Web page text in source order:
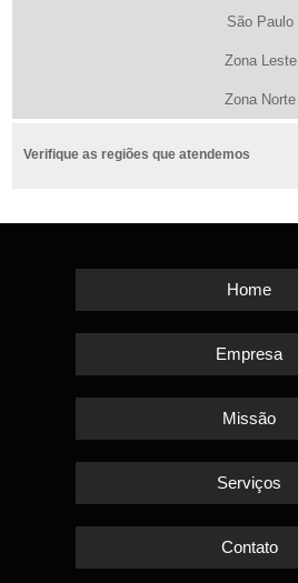
São Paulo
Zona Leste
Zona Norte
Verifique as regiões que atendemos
Home
Empresa
Missão
Serviços
Contato